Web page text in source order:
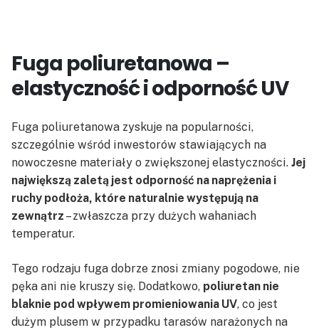
Fuga poliuretanowa –
elastyczność i odporność UV
Fuga poliuretanowa zyskuje na popularności,
szczególnie wśród inwestorów stawiających na
nowoczesne materiały o zwiększonej elastyczności. Jej
największą zaletą jest odporność na naprężenia i
ruchy podłoża, które naturalnie występują na
zewnątrz – zwłaszcza przy dużych wahaniach
temperatur.
Tego rodzaju fuga dobrze znosi zmiany pogodowe, nie
pęka ani nie kruszy się. Dodatkowo, poliuretan nie
blaknie pod wpływem promieniowania UV, co jest
dużym plusem w przypadku tarasów narażonych na